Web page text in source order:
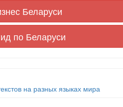
Беларуси
по Беларуси